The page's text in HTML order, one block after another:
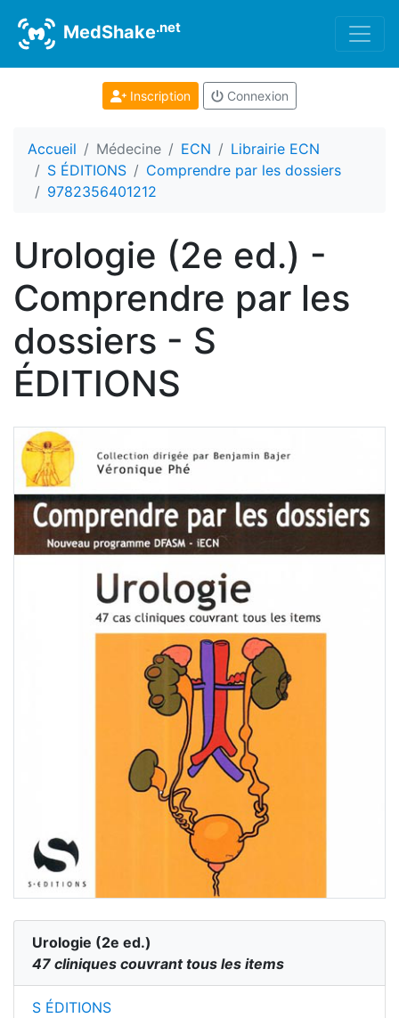
MedShake.net
Inscription Connexion
Accueil Médecine ECN
Librairie ECN
S ÉDITIONS
Comprendre par les dossiers
9782356401212
Urologie (2e ed.) -
Comprendre par les
dossiers - S
ÉDITIONS
Urologie (2e ed.)
47 cliniques couvrant tous les items
S ÉDITIONS